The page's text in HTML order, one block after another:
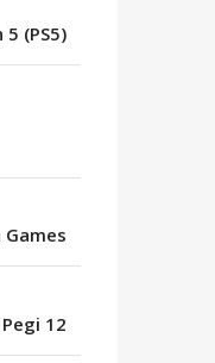
(PS5)
Pegi 12